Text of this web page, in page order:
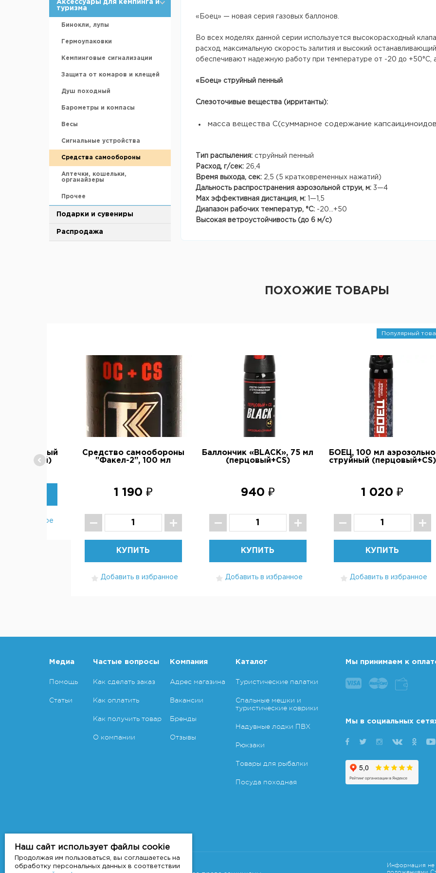
Силиконовые приманки
Средства для хранения и
переноски
Удилища
Эхолоты и камеры
Транцевые колеса
Якоря
Газовые баллоны и жидкое
топливо
Ручной фонарь
Ножи с фиксированным
клинком
Складные ножи
Филейные ножи
Туристический топор
Пилы
Лопаты
Точилки
Аксессуары для кемпинга и
туризма
Бинокли, лупы
Гермоупаковки
Кемпинговые сигнализации
Защита от комаров и клещей
Душ походный
Барометры и компасы
Весы
Сигнальные устройства
Средства самообороны
Аптечки, кошельки,
органайзеры
Прочее
Подарки и сувениры
Распродажа
«Боец» — новая серия газовых баллонов.
Во всех моделях данной серии используется высокорасходный
расход, максимальную скорость залития и высокий
обеспечивают надежную работу при температуре от -20 до +50°С,
«Боец» струйный пенный
Слезоточивые вещества (ирританты):
масса вещества C(суммарное содержание
Тип распыления:струйный пенный
Расход, г/сек: 26,4
Время выхода, сек: 2,5 (5 кратковременных нажатий)
Дальность распространения аэрозольной струи, м:3—4
Мах эффективная дистанция, м:
1—1,5
Диапазон рабочих температур, °С: -20…+50
Высокая ветроустойчивость (до 6 м/с)
ПОХОЖИЕ ТОВАРЫ
мл струйный
(перцовый)
в избранное
Средство самообороны
"Факел-2", 100 мл
1 190 ₽
КУПИТЬ
Добавить в избранное
Баллончик «BLACK», 75 мл
(перцовый+CS)
940 ₽
КУПИТЬ
Добавить в избранное
Популярный
БОЕЦ, 100 мл аэрозольно
струйный (перцовый+CS)
1 020 ₽
КУПИТЬ
Добавить в избранное
Медиа
Помощь
Статьи
Частые вопросы
Как сделать заказ
Как оплатить
Как получить товар
О компании
Компания
Адрес магазина
Вакансии
Бренды
Отзывы
Каталог
Туристические палатки
Спальные мешки и
туристические коврики
Надувные лодки ПВХ
Рюкзаки
Товары для рыбалки
Посуда походная
Мы принимаем к
Мы в социальных
Copyright 2011-2026 © 7veter.ru
Информация не
Наш сайт использует файлы cookie
Продолжая им пользоваться, вы соглашаетесь на
обработку персональных данных в соответствии